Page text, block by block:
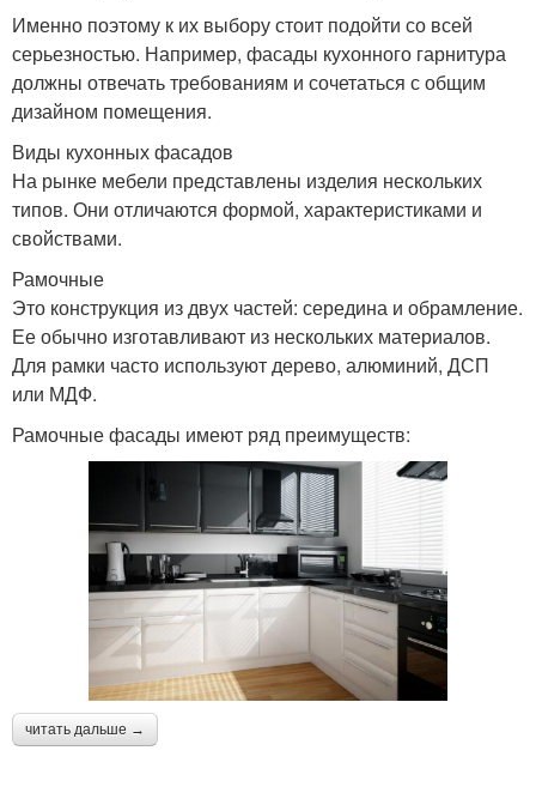
Именно поэтому к их выбору стоит подойти со всей
серьезностью. Например, фасады кухонного гарнитура
должны отвечать требованиям и сочетаться с общим
дизайном помещения.
Виды кухонных фасадов
На рынке мебели представлены изделия нескольких
типов. Они отличаются формой, характеристиками и
свойствами.
Рамочные
Это конструкция из двух частей: середина и обрамление.
Ее обычно изготавливают из нескольких материалов.
Для рамки часто используют дерево, алюминий, ДСП
или МДФ.
Рамочные фасады имеют ряд преимуществ:
читать дальше →